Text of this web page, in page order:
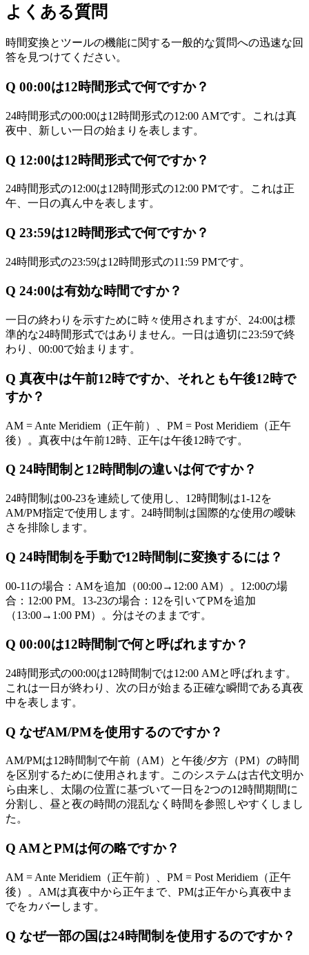
よくある質問
時間変換とツールの機能に関する一般的な質問への迅速な回
答を見つけてください。
Q 00:00は12時間形式で何ですか？
24時間形式の00:00は12時間形式の12:00 AMです。これは真
夜中、新しい一日の始まりを表します。
Q 12:00は12時間形式で何ですか？
24時間形式の12:00は12時間形式の12:00 PMです。これは正
午、一日の真ん中を表します。
Q 23:59は12時間形式で何ですか？
24時間形式の23:59は12時間形式の11:59 PMです。
Q 24:00は有効な時間ですか？
一日の終わりを示すために時々使用されますが、24:00は標
準的な24時間形式ではありません。一日は適切に23:59で終
わり、00:00で始まります。
Q 真夜中は午前12時ですか、それとも午後12時で
すか？
AM = Ante Meridiem（正午前）、PM = Post Meridiem（正午
後）。真夜中は午前12時、正午は午後12時です。
Q 24時間制と12時間制の違いは何ですか？
24時間制は00-23を連続して使用し、12時間制は1-12を
AM/PM指定で使用します。24時間制は国際的な使用の曖昧
さを排除します。
Q 24時間制を手動で12時間制に変換するには？
00-11の場合：AMを追加（00:00→12:00 AM）。12:00の場
合：12:00 PM。13-23の場合：12を引いてPMを追加
（13:00→1:00 PM）。分はそのままです。
Q 00:00は12時間制で何と呼ばれますか？
24時間形式の00:00は12時間制では12:00 AMと呼ばれます。
これは一日が終わり、次の日が始まる正確な瞬間である真夜
中を表します。
Q なぜAM/PMを使用するのですか？
AM/PMは12時間制で午前（AM）と午後/夕方（PM）の時間
を区別するために使用されます。このシステムは古代文明か
ら由来し、太陽の位置に基づいて一日を2つの12時間期間に
分割し、昼と夜の時間の混乱なく時間を参照しやすくしまし
た。
Q AMとPMは何の略ですか？
AM = Ante Meridiem（正午前）、PM = Post Meridiem（正午
後）。AMは真夜中から正午まで、PMは正午から真夜中ま
でをカバーします。
Q なぜ一部の国は24時間制を使用するのですか？